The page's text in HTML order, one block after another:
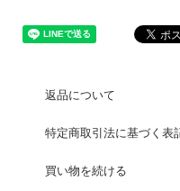
返品について
特定商取引法に基づく表
買い物を続ける